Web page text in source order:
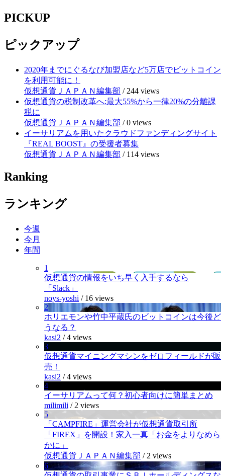
PICKUP
ピックアップ
2020年までにぐるなび加盟店など5万店でビットコイン
を利用可能に！
仮想通貨ＪＡＰＡＮ編集部 / 244 views
仮想通貨の税制改革へ:最大55%から一律20%の分離課
税に
仮想通貨ＪＡＰＡＮ編集部 /0 views
イーサリアムを用いたクラウドファンディングサイト
『REAL BOOST』の受援者募集
仮想通貨ＪＡＰＡＮ編集部 / 114 views
Ranking
ランキング
今週
今月
年間
1
仮想通貨の情報をいち早く入手するなら
「Slack」
noys-yoshi / 16 views
2
ホリエモンや竹中平蔵氏のビットコインは今後ど
うなる？
kasi2 /4 views
3
仮想通貨マイニングマシンをゼロフィールドが販
売！
kasi2 /4 views
4
イーサリアムって何？初心者向けに簡単まとめ
milimili / 2 views
5
「CAMPFIRE」運営会社が仮想通貨取引所
「FIREX」を開設！家入一真「お金をよりなめら
かに」
仮想通貨ＪＡＰＡＮ編集部 / 2 views
6